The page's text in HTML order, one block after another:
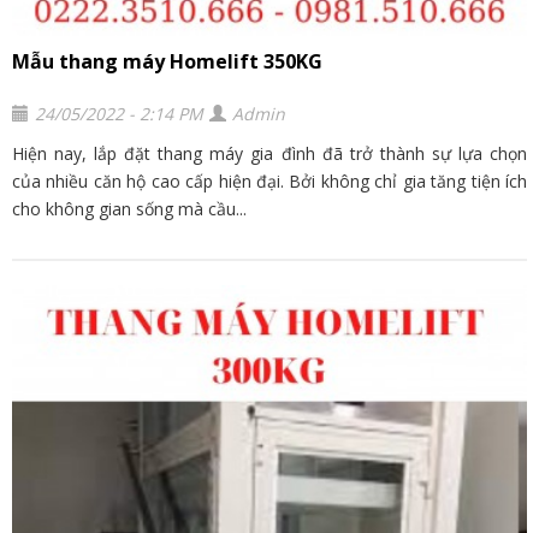
Mẫu thang máy Homelift 350KG
24/05/2022 - 2:14 PM
Admin
Hiện nay, lắp đặt thang máy gia đình đã trở thành sự lựa chọn
của nhiều căn hộ cao cấp hiện đại. Bởi không chỉ gia tăng tiện ích
cho không gian sống mà cầu...